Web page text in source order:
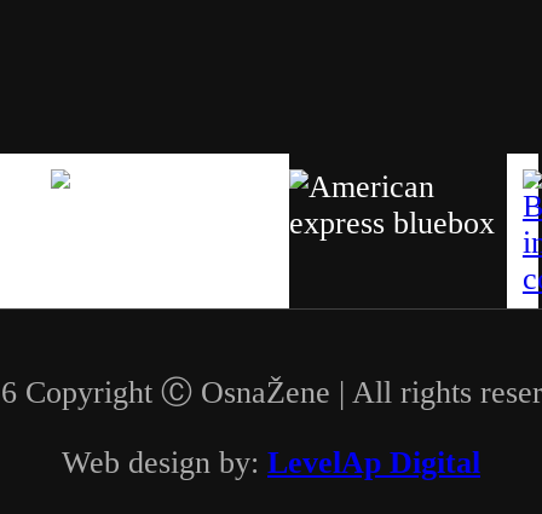
Copyright Ⓒ OsnaŽene | All rights
Web design by: LevelAp Digital